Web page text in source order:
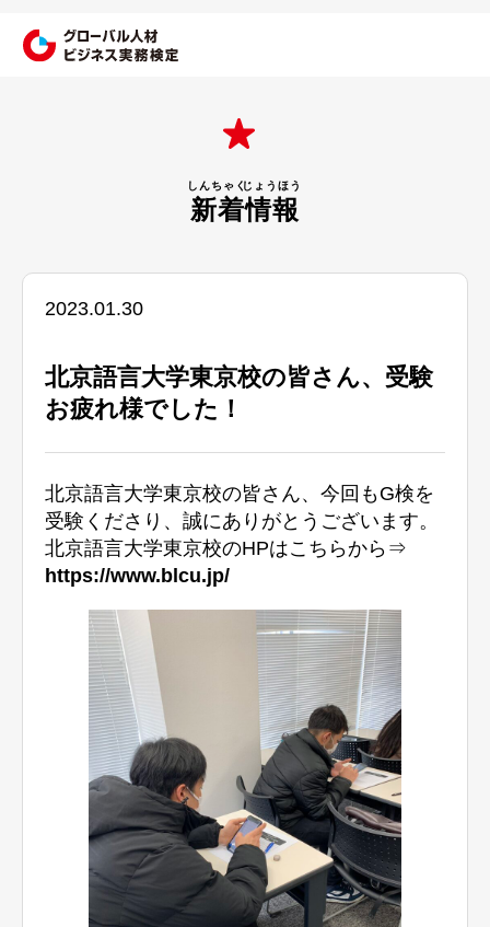
新着情報
2023.01.30
北京語言大学東京校の皆さん、受験
お疲れ様でした！
北京語言大学東京校の皆さん、今回もG検を
受験くださり、誠にありがとうございます。
北京語言大学東京校のHPはこちらから⇒
https://www.blcu.jp/